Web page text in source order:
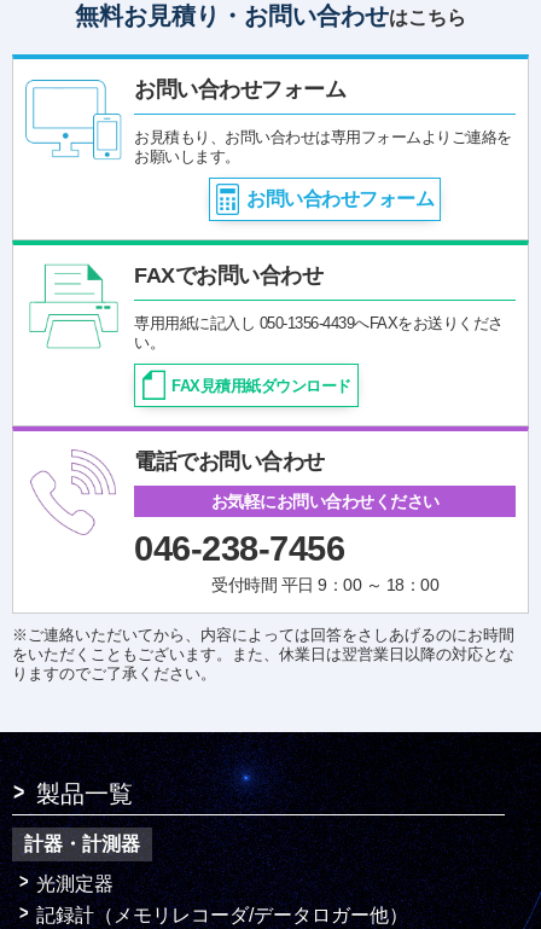
無料お見積り・お問い合わせはこちら
お問い合わせフォーム
お見積もり、お問い合わせは専用フォームよりご連絡を
お願いします。
お問い合わせフォーム
FAXでお問い合わせ
専用用紙に記入し 050-1356-4439へFAXをお送りくださ
い。
FAX見積用紙ダウンロード
電話でお問い合わせ
お気軽にお問い合わせください
046-238-7456
受付時間 平日 9：00 ～ 18：00
※ご連絡いただいてから、内容によっては回答をさしあげるのにお時間
をいただくこともございます。また、休業日は翌営業日以降の対応とな
りますのでご了承ください。
製品一覧
計器・計測器
光測定器
記録計（メモリレコーダ/データロガー他）